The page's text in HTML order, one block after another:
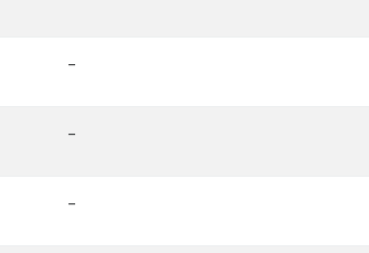
-
-
-